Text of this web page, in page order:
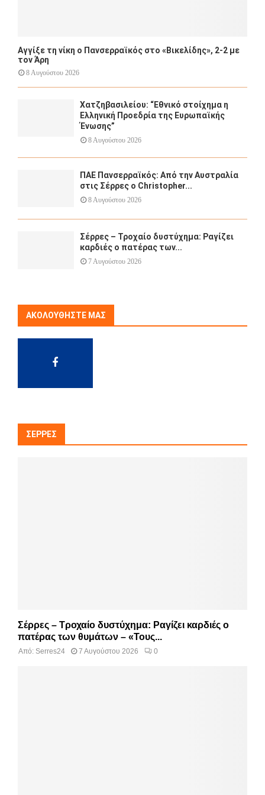
Αγγίξε τη νίκη ο Πανσερραϊκός στο «Βικελίδης», 2-2 με
τον Άρη
8 Αυγούστου 2026
Χατζηβασιλείου: “Εθνικό στοίχημα η
Ελληνική Προεδρία της Ευρωπαϊκής
Ένωσης”
8 Αυγούστου 2026
ΠΑΕ Πανσερραϊκός: Από την Αυστραλία
στις Σέρρες ο Christopher...
8 Αυγούστου 2026
Σέρρες – Τροχαίο δυστύχημα: Ραγίζει
καρδιές ο πατέρας των...
7 Αυγούστου 2026
ΑΚΟΛΟΥΘΉΣΤΕ ΜΑΣ
ΣΈΡΡΕΣ
Σέρρες – Τροχαίο δυστύχημα: Ραγίζει καρδιές ο
πατέρας των θυμάτων – «Τους...
Από: Serres24 7 Αυγούστου 2026 0